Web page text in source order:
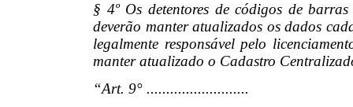
§ 4º Os detentores de códigos de
deverão manter atualizados os dados
legalmente responsável pelo
manter atualizado o Cadastro
“Art. 9° ..........................